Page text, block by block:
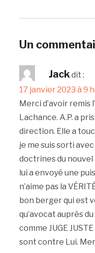
Un
Jackdit :
17 janvier 2023 à 9
Merci d’avoir remis
Lachance. A.P. a
direction. Elle a
je me suis sorti
doctrines du nouvel
lui a envoyé une
n’aime pas la
bon berger qui est
qu’avocat auprès
comme JUGE
sont contre Lui.